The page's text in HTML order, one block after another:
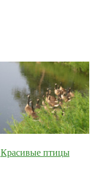
Красивые птицы